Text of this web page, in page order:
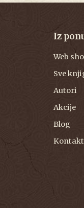
Iz
Web
Sve
Autori
Akcije
Blog
Kontakt